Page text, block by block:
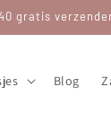
gratis
Blog